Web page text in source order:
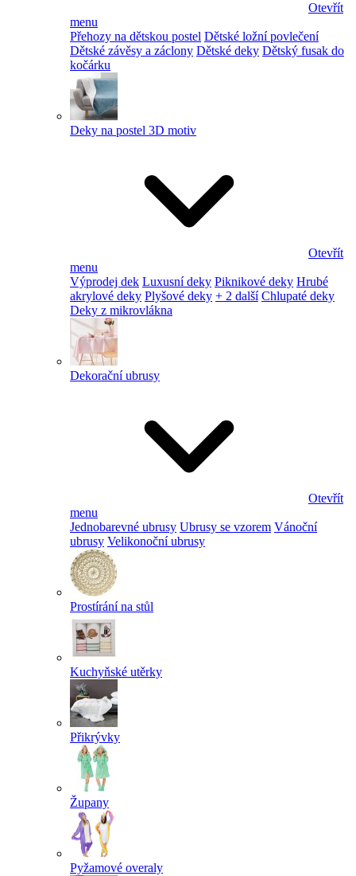
Otevřít
menu
Přehozy na dětskou postel Dětské ložní povlečení
Dětské závěsy a záclony Dětské deky Dětský fusak do
kočárku
Deky na postel 3D motiv
Otevřít
menu
Výprodej dek Luxusní deky Piknikové deky Hrubé
akrylové deky Plyšové deky + 2 další Chlupaté deky
Deky z mikrovlákna
Dekorační ubrusy
Otevřít
menu
Jednobarevné ubrusy Ubrusy se vzorem Vánoční
ubrusy Velikonoční ubrusy
Prostírání na stůl
Kuchyňské utěrky
Přikrývky
Župany
Pyžamové overaly